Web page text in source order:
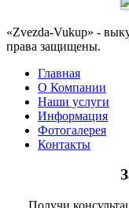
«Zvezda-Vukup» -
права защищены.
Главная
О Компании
Наши услуги
Информация
Фотогалерея
Контакты